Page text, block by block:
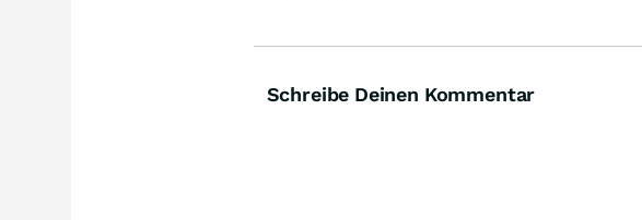
Schreibe Deinen Kommentar